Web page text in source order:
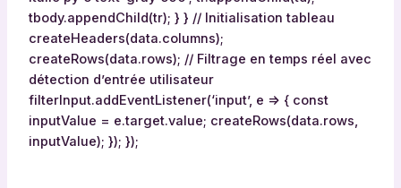
u
x
e
e
t
T
y
tbody.appendChild(tr); } } // Initialisation tableau
createHeaders(data.columns);
createRows(data.rows); // Filtrage en temps réel avec
détection d’entrée utilisateur
filterInput.addEventListener(‘input’, e => { const
inputValue = e.target.value; createRows(data.rows,
inputValue); }); });